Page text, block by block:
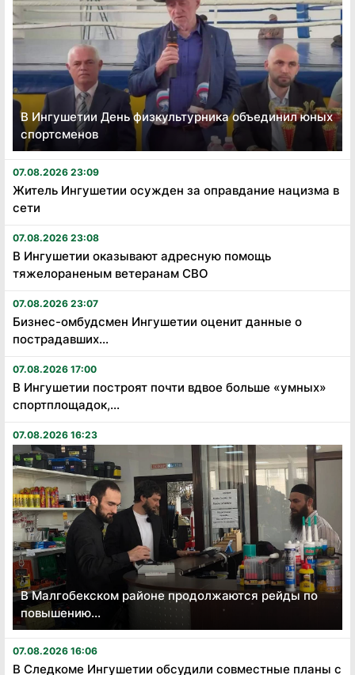
В Ингушетии День физкультурника объединил юных
спортсменов
07.08.2026 23:09
Житель Ингушетии осужден за оправдание нацизма в
сети
07.08.2026 23:08
В Ингушетии оказывают адресную помощь
тяжелораненым ветеранам СВО
07.08.2026 23:07
Бизнес-омбудсмен Ингушетии оценит данные о
пострадавших...
07.08.2026 17:00
В Ингушетии построят почти вдвое больше «умных»
спортплощадок,...
07.08.2026 16:23
В Малгобекском районе продолжаются рейды по
повышению...
07.08.2026 16:06
В Следкоме Ингушетии обсудили совместные планы с